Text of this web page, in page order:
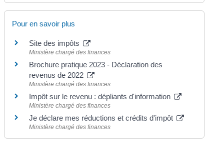
Pour en savoir plus
Site des impôts
Ministère chargé des finances
Brochure pratique 2023 - Déclaration des
revenus de 2022
Ministère chargé des finances
Impôt sur le revenu : dépliants d'information
Ministère chargé des finances
Je déclare mes réductions et crédits d'impôt
Ministère chargé des finances